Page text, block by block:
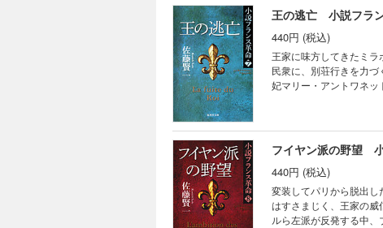
王の逃亡 小説フラ
440円 (税込)
王家に味方してきたミ
民衆に、別荘行きを力
妃マリー・アントワネ
フイヤン派の野望
440円 (税込)
変装してパリから脱出
はすさまじく、王家の
ルら左派が反発する中